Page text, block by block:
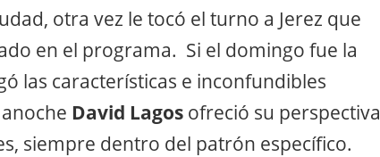
otra vez le tocó el turno a Jerez que
en el programa. Si el domingo fue la
las características e inconfundibles
David Lagos ofreció su perspectiva
siempre dentro del patrón específico.